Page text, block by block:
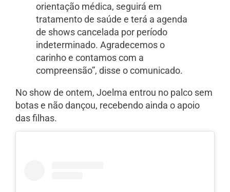
orientação médica, seguirá em
tratamento de saúde e terá a agenda
de shows cancelada por período
indeterminado. Agradecemos o
carinho e contamos com a
compreensão”, disse o comunicado.
No show de ontem, Joelma entrou no palco sem
botas e não dançou, recebendo ainda o apoio
das filhas.